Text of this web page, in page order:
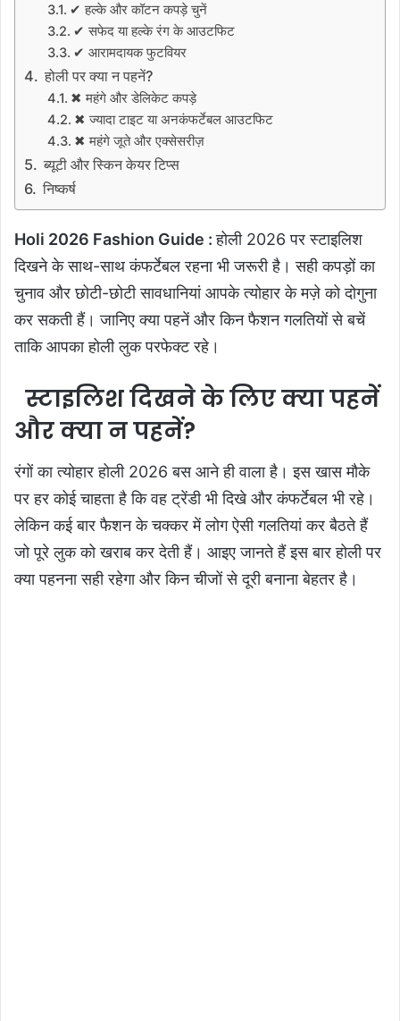
✔ हल्के और कॉटन कपड़े चुनें
✔ सफेद या हल्के रंग के आउटफिट
✔ आरामदायक फुटवियर
होली पर क्या न पहनें?
✖ महंगे और डेलिकेट कपड़े
✖ ज्यादा टाइट या अनकंफर्टेबल आउटफिट
✖ महंगे जूते और एक्सेसरीज़
ब्यूटी और स्किन केयर टिप्स
निष्कर्ष
Holi 2026 Fashion Guide :होली 2026 पर स्टाइलिश
दिखने के साथ-साथ कंफर्टेबल रहना भी जरूरी है। सही कपड़ों का
चुनाव और छोटी-छोटी सावधानियां आपके त्योहार के मज़े को दोगुना
कर सकती हैं। जानिए क्या पहनें और किन फैशन गलतियों से बचें
ताकि आपका होली लुक परफेक्ट रहे।
स्टाइलिश दिखने के लिए क्या पहनें
और क्या न पहनें?
रंगों का त्योहार होली 2026 बस आने ही वाला है। इस खास मौके
पर हर कोई चाहता है कि वह ट्रेंडी भी दिखे और कंफर्टेबल भी रहे।
लेकिन कई बार फैशन के चक्कर में लोग ऐसी गलतियां कर बैठते हैं
जो पूरे लुक को खराब कर देती हैं। आइए जानते हैं इस बार होली पर
क्या पहनना सही रहेगा और किन चीजों से दूरी बनाना बेहतर है।